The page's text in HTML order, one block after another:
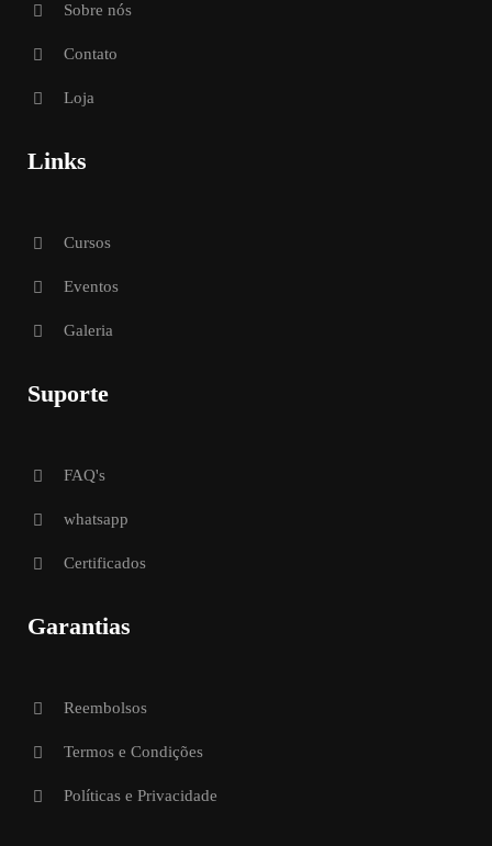
Sobre nós
Contato
Loja
Links
Cursos
Eventos
Galeria
Suporte
FAQ's
whatsapp
Certificados
Garantias
Reembolsos
Termos e Condições
Políticas e Privacidade